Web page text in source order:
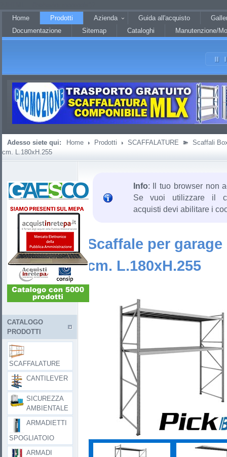
Home
Prodotti Azienda Guida all'acquisto
Documentazione
Sitemap Cataloghi Manutenzione/
Adesso siete qui: Home Prodotti SCAFFALATURE
Scaffali
cm. L.180xH.255
Info: Il tuo browser non
Se vuoi utilizzare il
acquisti devi abilitare i
Scaffale per
cm. L.180xH.255
CATALOGO
PRODOTTI
SCAFFALATURE
CANTILEVER
SICUREZZA
AMBIENTALE
ARMADIETTI
SPOGLIATOIO
ARMADI